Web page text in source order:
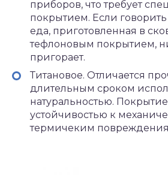
приборов, что требует
покрытием. Если
еда, приготовленная в
тефлоновым покрытием,
пригорает.
Титановое. Отличается
длительным сроком
натуральностью.
устойчивостью к
термичеким